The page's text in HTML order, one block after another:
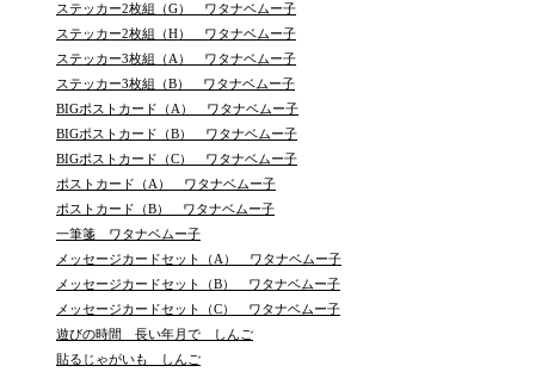
ステッカー2枚組（G） ワタナベムー子
ステッカー2枚組（H） ワタナベムー子
ステッカー3枚組（A） ワタナベムー子
ステッカー3枚組（B） ワタナベムー子
BIGポストカード（A） ワタナベムー子
BIGポストカード（B） ワタナベムー子
BIGポストカード（C） ワタナベムー子
ポストカード（A） ワタナベムー子
ポストカード（B） ワタナベムー子
一筆箋 ワタナベムー子
メッセージカードセット（A） ワタナベムー子
メッセージカードセット（B） ワタナベムー子
メッセージカードセット（C） ワタナベムー子
遊びの時間 長い年月で しんご
貼るじゃがいも しんご